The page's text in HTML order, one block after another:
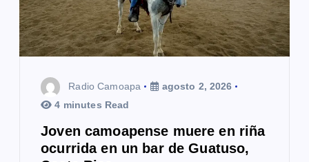
Radio Camoapa
agosto 2, 2026
4 minutes Read
Joven camoapense muere en riña
ocurrida en un bar de Guatuso,